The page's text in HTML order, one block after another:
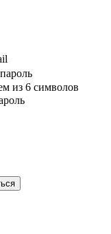
из 6 символов